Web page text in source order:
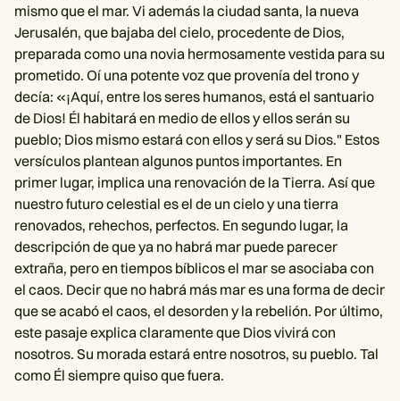
mismo que el mar. Vi además la ciudad santa, la nueva
Jerusalén, que bajaba del cielo, procedente de Dios,
preparada como una novia hermosamente vestida para su
prometido. Oí una potente voz que provenía del trono y
decía: «¡Aquí, entre los seres humanos, está el santuario
de Dios! Él habitará en medio de ellos y ellos serán su
pueblo; Dios mismo estará con ellos y será su Dios." Estos
versículos plantean algunos puntos importantes. En
primer lugar, implica una renovación de la Tierra. Así que
nuestro futuro celestial es el de un cielo y una tierra
renovados, rehechos, perfectos. En segundo lugar, la
descripción de que ya no habrá mar puede parecer
extraña, pero en tiempos bíblicos el mar se asociaba con
el caos. Decir que no habrá más mar es una forma de decir
que se acabó el caos, el desorden y la rebelión. Por último,
este pasaje explica claramente que Dios vivirá con
nosotros. Su morada estará entre nosotros, su pueblo. Tal
como Él siempre quiso que fuera.